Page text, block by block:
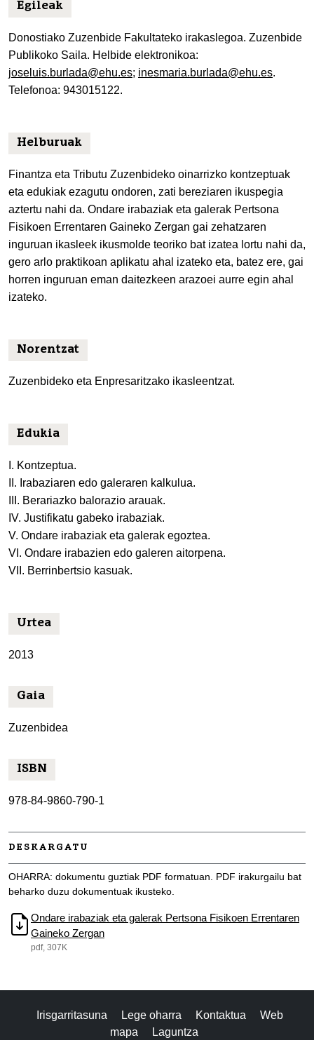
Egileak
Donostiako Zuzenbide Fakultateko irakaslegoa. Zuzenbide
Publikoko Saila. Helbide elektronikoa:
joseluis.burlada@ehu.es; inesmaria.burlada@ehu.es.
Telefonoa: 943015122.
Helburuak
Finantza eta Tributu Zuzenbideko oinarrizko kontzeptuak
eta edukiak ezagutu ondoren, zati bereziaren ikuspegia
aztertu nahi da. Ondare irabaziak eta galerak Pertsona
Fisikoen Errentaren Gaineko Zergan gai zehatzaren
inguruan ikasleek ikusmolde teoriko bat izatea lortu nahi da,
gero arlo praktikoan aplikatu ahal izateko eta, batez ere, gai
horren inguruan eman daitezkeen arazoei aurre egin ahal
izateko.
Norentzat
Zuzenbideko eta Enpresaritzako ikasleentzat.
Edukia
I. Kontzeptua.
II. Irabaziaren edo galeraren kalkulua.
III. Berariazko balorazio arauak.
IV. Justifikatu gabeko irabaziak.
V. Ondare irabaziak eta galerak egoztea.
VI. Ondare irabazien edo galeren aitorpena.
VII. Berrinbertsio kasuak.
Urtea
2013
Gaia
Zuzenbidea
ISBN
978-84-9860-790-1
DESKARGATU
OHARRA: dokumentu guztiak PDF formatuan. PDF irakurgailu bat
beharko duzu dokumentuak ikusteko.
Ondare irabaziak eta galerak Pertsona Fisikoen Errentaren
Gaineko Zergan
pdf, 307K
Irisgarritasuna Lege oharra Kontaktua
Web
mapa
Laguntza